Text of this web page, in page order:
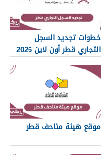
خطوات تجديد السجل
التجاري قطر أون لاين 2026
موقع هيئة متاحف قطر